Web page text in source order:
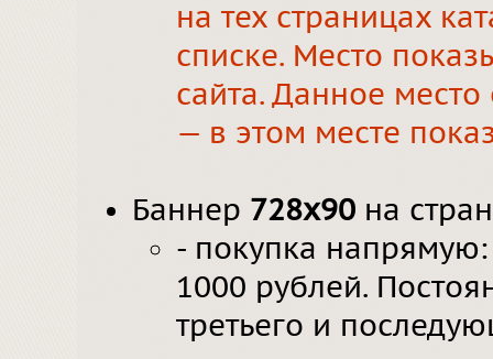
на тех страницах
списке. Место
сайта. Данное место
— в этом месте
Баннер 728х90 на
- покупка
1000 рублей.
третьего и